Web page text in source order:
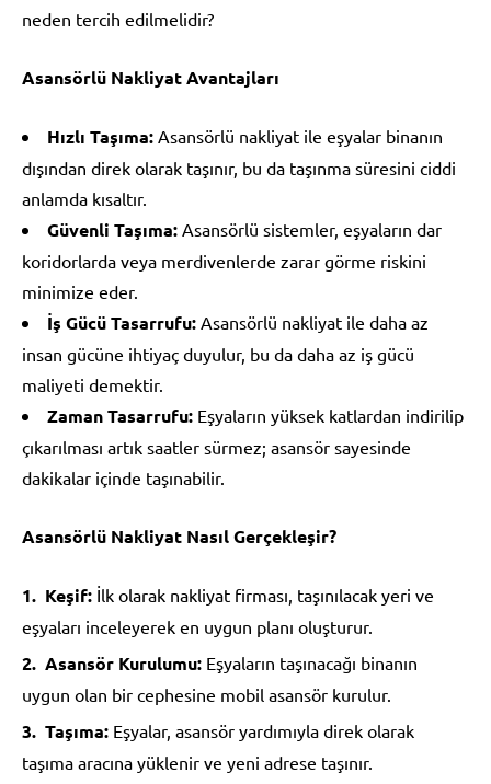
neden tercih edilmelidir?
Asansörlü Nakliyat Avantajları
Hızlı Taşıma: Asansörlü nakliyat ile eşyalar binanın
dışından direk olarak taşınır, bu da taşınma süresini ciddi
anlamda kısaltır.
Güvenli Taşıma: Asansörlü sistemler, eşyaların dar
koridorlarda veya merdivenlerde zarar görme riskini
minimize eder.
İş Gücü Tasarrufu: Asansörlü nakliyat ile daha az
insan gücüne ihtiyaç duyulur, bu da daha az iş gücü
maliyeti demektir.
Zaman Tasarrufu: Eşyaların yüksek katlardan indirilip
çıkarılması artık saatler sürmez; asansör sayesinde
dakikalar içinde taşınabilir.
Asansörlü Nakliyat Nasıl Gerçekleşir?
Keşif: İlk olarak nakliyat firması, taşınılacak yeri ve
eşyaları inceleyerek en uygun planı oluşturur.
Asansör Kurulumu: Eşyaların taşınacağı binanın
uygun olan bir cephesine mobil asansör kurulur.
Taşıma: Eşyalar, asansör yardımıyla direk olarak
taşıma aracına yüklenir ve yeni adrese taşınır.